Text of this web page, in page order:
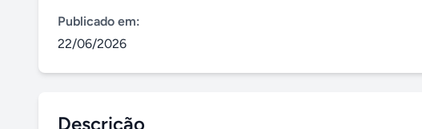
Publicado em:
22/06/2026
Descrição